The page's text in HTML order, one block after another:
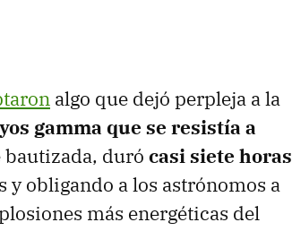
algo que dejó perpleja a la
gamma que se resistía a
bautizada, duró casi siete horas
y obligando a los astrónomos a
más energéticas del